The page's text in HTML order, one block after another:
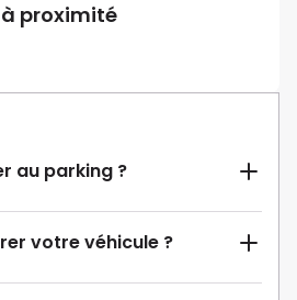
proximité
au parking ?
votre véhicule ?